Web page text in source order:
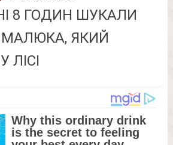
8 ГОДИН ШУКАЛИ
МАЛЮКА, ЯКИЙ
ЛІСІ